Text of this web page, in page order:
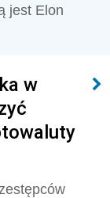
jest Elon
w